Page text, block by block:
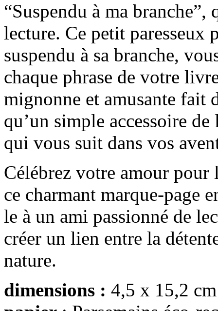
“Suspendu à ma
lecture. Ce petit paresseux
suspendu à sa branche,
chaque phrase de votre
mignonne et amusante fait
qu’un simple accessoire
qui vous suit dans vos
Célébrez votre amour pour
ce charmant marque-page
le à un ami passionné de
créer un lien entre la
nature.
dimensions : 4,5 x 15,2 cm